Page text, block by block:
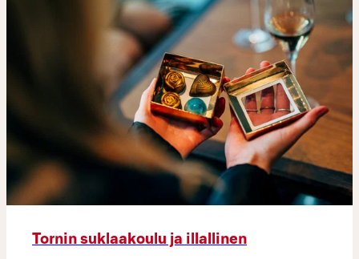
Tornin suklaakoulu ja illallinen